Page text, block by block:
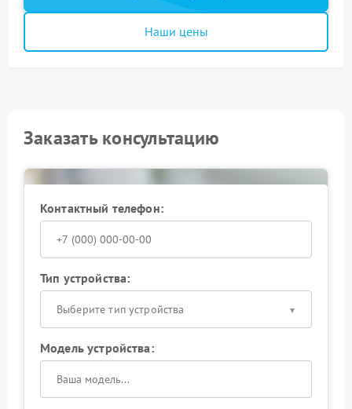
Наши цены
Заказать консультацию
Контактный телефон:
Тип устройства:
Выберите тип устройства
Модель устройства: